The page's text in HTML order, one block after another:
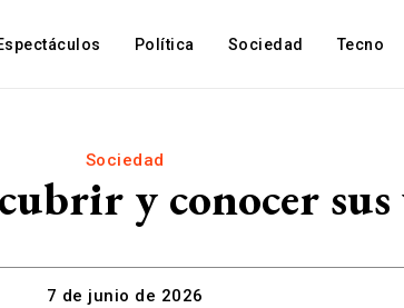
Política Sociedad Tecno
Sociedad
y conocer
7 de junio de 2026